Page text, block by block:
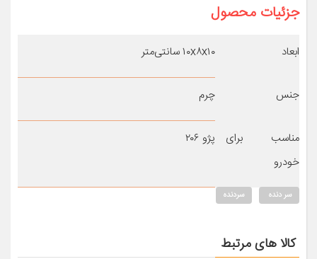
جزئیات محصول
ابعاد ۱۰x۸x۱۰ سانتی‌متر
جنس چرم
مناسب برای
خودرو
پژو ۲۰۶
سر دنده سردنده
کالا های مرتبط